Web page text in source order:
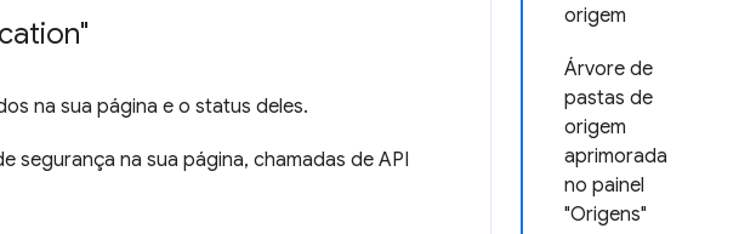
origem
Árvore de
pastas de
origem
aprimorada
no painel
"Origens"
na sua página e o status deles.
segurança na sua página, chamadas de API